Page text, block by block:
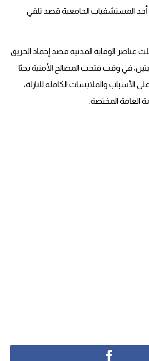
أحد المستشفيات الجامعية قصد تلقي
عناصر الوقاية المدنية قصد إخماد الحريق
في وقت فتحت المصالح الأمنية بحثا
الأسباب والملابسات الكاملة للنازلة،
العامة المختصة.